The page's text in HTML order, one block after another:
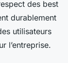
des best
durablement
utilisateurs
l’entreprise.